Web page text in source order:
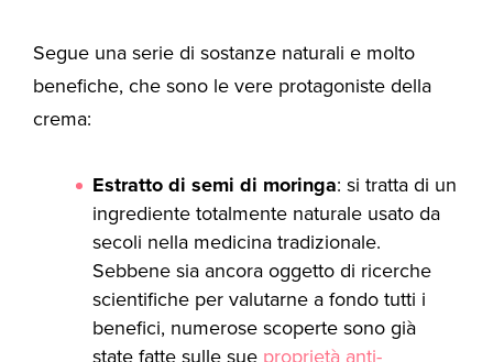
Segue una serie di sostanze naturali e molto
benefiche, che sono le vere protagoniste della
crema:
Estratto di semi di moringa: si tratta di un
ingrediente totalmente naturale usato da
secoli nella medicina tradizionale.
Sebbene sia ancora oggetto di ricerche
scientifiche per valutarne a fondo tutti i
benefici, numerose scoperte sono già